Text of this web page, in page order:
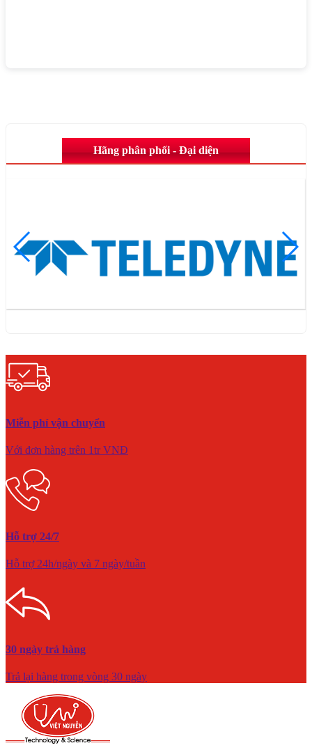
Hãng phân phối - Đại diện
Miễn phí vận chuyển
Với đơn hàng trên 1tr VNĐ
Hỗ trợ 24/7
Hỗ trợ 24h/ngày và 7 ngày/tuần
30 ngày trả hàng
Trả lại hàng trong vòng 30 ngày